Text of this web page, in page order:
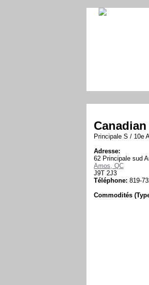
Principale S / 10e
Adresse:
62 Principale sud
Amos, QC
J9T 2J3
Téléphone: 819-
Commodités